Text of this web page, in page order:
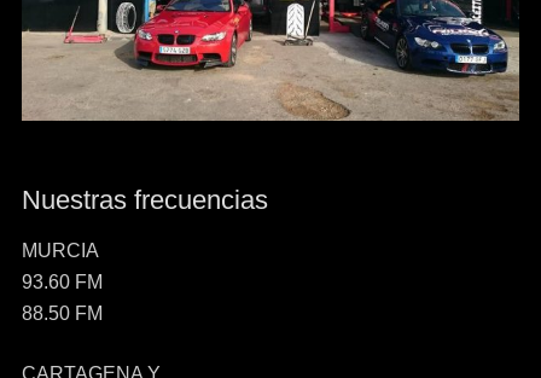
Nuestras frecuencias
MURCIA
93.60 FM
88.50 FM